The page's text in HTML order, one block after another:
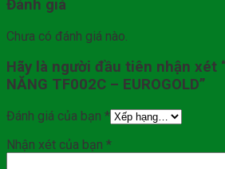
Đánh giá
Chưa có đánh giá nào.
Hãy là người đầu tiên nhận xét
NĂNG TF002C – EUROGOLD”
Đánh giá của bạn *
Nhận xét của bạn *